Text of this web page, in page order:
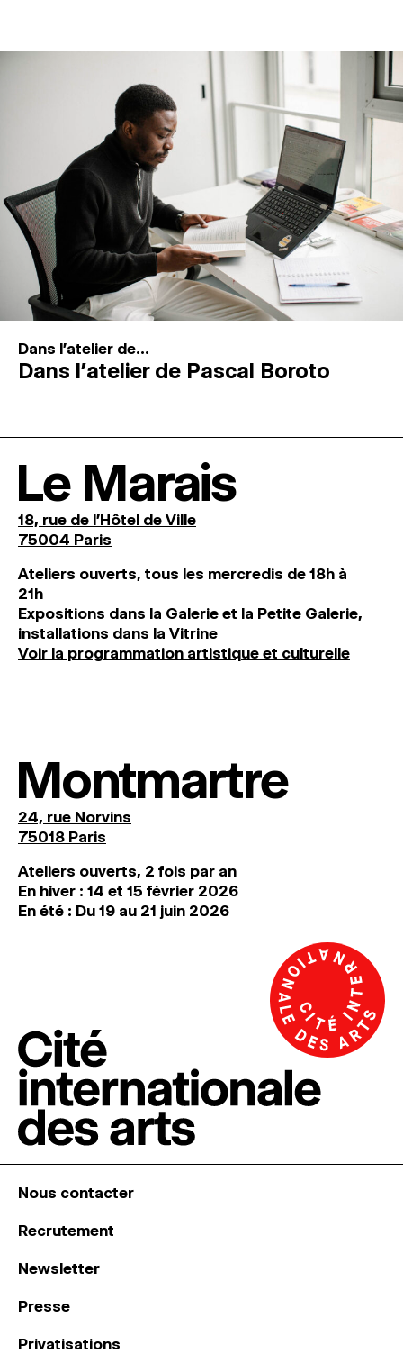
Dans l'atelier de...
Dans l’atelier de Pascal Boroto
Le Marais
18, rue de l'Hôtel de Ville
75004 Paris
Ateliers ouverts, tous les mercredis de 18h à
21h
Expositions dans la Galerie et la Petite Galerie,
installations dans la Vitrine
Voir la programmation artistique et culturelle
Montmartre
24, rue Norvins
75018 Paris
Ateliers ouverts, 2 fois par an
En hiver : 14 et 15 février 2026
En été : Du 19 au 21 juin 2026
Nous contacter
Recrutement
Newsletter
Presse
Privatisations